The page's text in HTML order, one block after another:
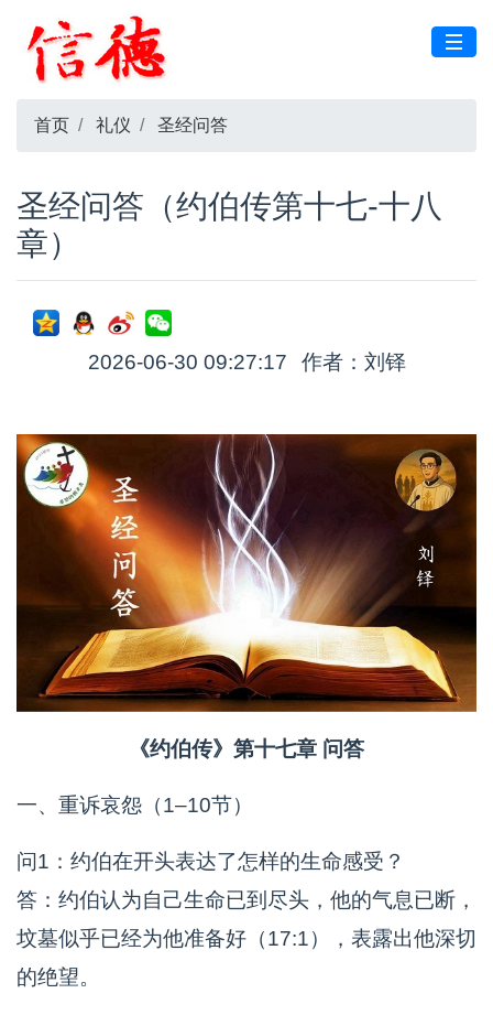
首页 礼仪 圣经问答
圣经问答（约伯传第十七-十八
章）
2026-06-30 09:27:17 作者：刘铎
《约伯传》第十七章 问答
一、重诉哀怨（1–10节）
问1：约伯在开头表达了怎样的生命感受？
答：约伯认为自己生命已到尽头，他的气息已断，
坟墓似乎已经为他准备好（17:1），表露出他深切
的绝望。